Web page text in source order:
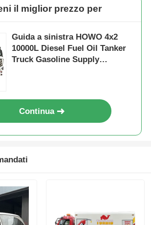
il miglior prezzo per
Guida a sinistra HOWO 4x2
10000L Diesel Fuel Oil Tanker
Truck Gasoline Supply
Continua